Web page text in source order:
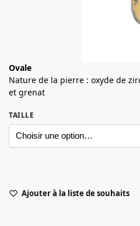
Ovale
Nature de la pierre : oxyde de
et grenat
TAILLE
Ajouter à la liste de souhaits